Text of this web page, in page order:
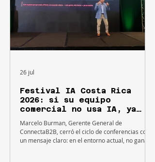
Festival IA Costa Rica
2026: si su equipo
comercial no usa IA, ya
está perdiendo ventas
Marcelo Burman, Gerente General de
ConnectaB2B, cerró el ciclo de conferencias con
un mensaje claro: en el entorno actual, no ganará
26 jul